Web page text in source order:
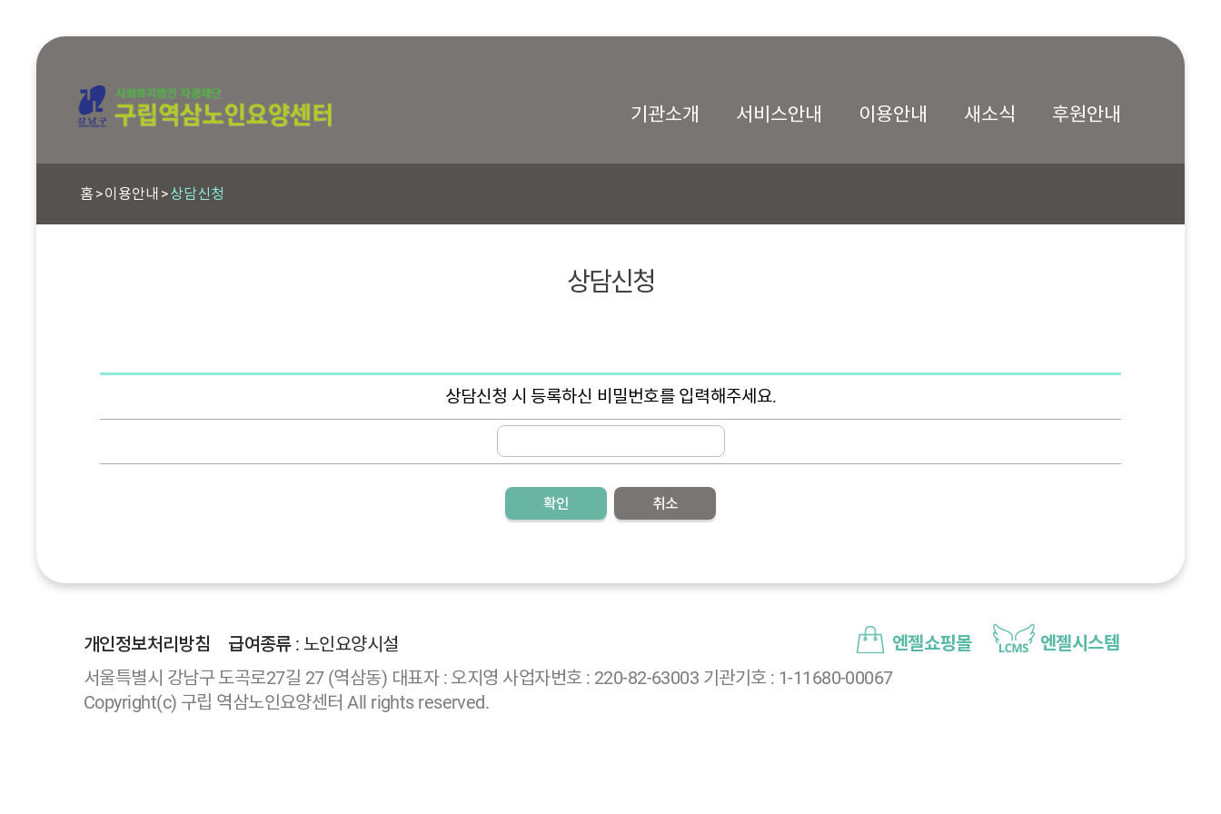
기관소개 서비스안내 이용안내 새소식 후원안내
홈 이용안내 상담신청
상담신청
상담신청 시 등록하신 비밀번호를 입력해주세요.
확인 취소
엔젤쇼핑몰 엔젤시스템
개인정보처리방침 급여종류 : 노인요양시설
서울특별시 강남구 도곡로27길 27 (역삼동) 대표자 : 오지영 사업자번호 : 220-82-63003 기관기호 : 1-11680-00067
Copyright(c) 구립 역삼노인요양센터 All rights reserved.